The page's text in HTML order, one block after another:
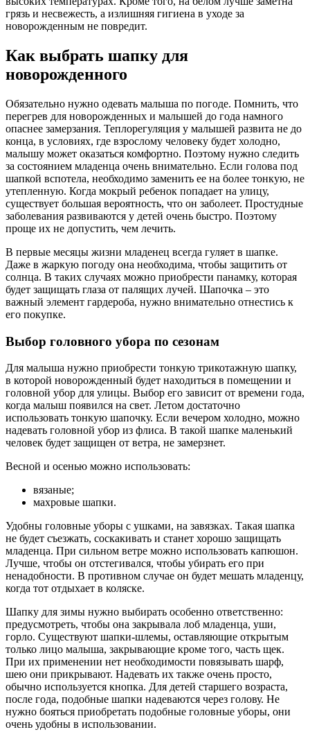
грязь и несвежесть, а излишняя гигиена в уходе за
новорожденным не повредит.
Как выбрать шапку для
новорожденного
Обязательно нужно одевать малыша по погоде. Помнить, что
перегрев для новорожденных и малышей до года намного
опаснее замерзания. Теплорегуляция у малышей развита не до
конца, в условиях, где взрослому человеку будет холодно,
малышу может оказаться комфортно. Поэтому нужно следить
за состоянием младенца очень внимательно. Если голова под
шапкой вспотела, необходимо заменить ее на более тонкую, не
утепленную. Когда мокрый ребенок попадает на улицу,
существует большая вероятность, что он заболеет. Простудные
заболевания развиваются у детей очень быстро. Поэтому
проще их не допустить, чем лечить.
В первые месяцы жизни младенец всегда гуляет в шапке.
Даже в жаркую погоду она необходима, чтобы защитить от
солнца. В таких случаях можно приобрести панамку, которая
будет защищать глаза от палящих лучей. Шапочка – это
важный элемент гардероба, нужно внимательно отнестись к
его покупке.
Выбор головного убора по сезонам
Для малыша нужно приобрести тонкую трикотажную шапку,
в которой новорожденный будет находиться в помещении и
головной убор для улицы. Выбор его зависит от времени года,
когда малыш появился на свет. Летом достаточно
использовать тонкую шапочку. Если вечером холодно, можно
надевать головной убор из флиса. В такой шапке маленький
человек будет защищен от ветра, не замерзнет.
Весной и осенью можно использовать:
вязаные;
махровые шапки.
Удобны головные уборы с ушками, на завязках. Такая шапка
не будет съезжать, соскакивать и станет хорошо защищать
младенца. При сильном ветре можно использовать капюшон.
Лучше, чтобы он отстегивался, чтобы убирать его при
ненадобности. В противном случае он будет мешать младенцу,
когда тот отдыхает в коляске.
Шапку для зимы нужно выбирать особенно ответственно:
предусмотреть, чтобы она закрывала лоб младенца, уши,
горло. Существуют шапки-шлемы, оставляющие открытым
только лицо малыша, закрывающие кроме того, часть щек.
При их применении нет необходимости повязывать шарф,
шею они прикрывают. Надевать их также очень просто,
обычно используется кнопка. Для детей старшего возраста,
после года, подобные шапки надеваются через голову. Не
нужно бояться приобретать подобные головные уборы, они
очень удобны в использовании.